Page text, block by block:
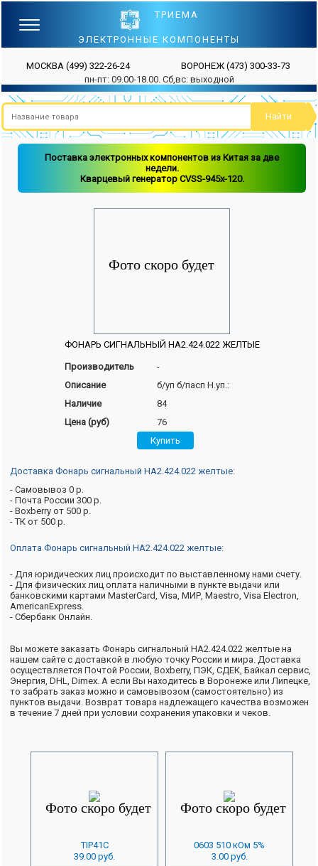
ТРИЕМА
ЭЛЕКТРОННЫЕ КОМПОНЕНТЫ
МОСКВА (499) 322-26-24 ВОРОНЕЖ (473) 300-33-73
пн-пт: 09.00-18.00. Сб,вс: выходной
Поставка электронных компонентов из Китая за две
недели.
Кварцевый генератор CVSS-945x-120.
ФОНАРЬ СИГНАЛЬНЫЙ НА2.424.022 ЖЕЛТЫЕ
Производитель
-
Описание
б/уп б/пасп Н.уп.:
Наличие
84
Цена (руб)
76
Доставка Фонарь сигнальный НА2.424.022 желтые:
- Самовывоз 0 р.
- Почта России 300 р.
- Boxberry от 500 р.
- ТК от 500 р.
Оплата Фонарь сигнальный НА2.424.022 желтые:
- Для юридических лиц происходит по выставленному нами счету.
- Для физических лиц оплата наличными в пункте выдачи или
банковскими картами MasterCard, Visa, МИР, Maestro, Visa Electron,
AmericanExpress.
- Сбербанк Онлайн.
Вы можете заказать Фонарь сигнальный НА2.424.022 желтые на
нашем сайте с доставкой в любую точку России и мира. Доставка
осуществляется Почтой России, Boxberry, ПЭК, СДЕК, Байкал сервис,
Энергия, DHL, Dimex. А если Вы находитесь в Воронеже или Липецке,
то забрать заказ можно и самовывозом (самостоятельно) из
пунктов выдачи. Возврат товара надлежащего качества возможен
в течение 7 дней при условии сохранения упаковки и чеков.
TIP41C
39.00 руб.
0603 510 кОм 5%
3.00 руб.